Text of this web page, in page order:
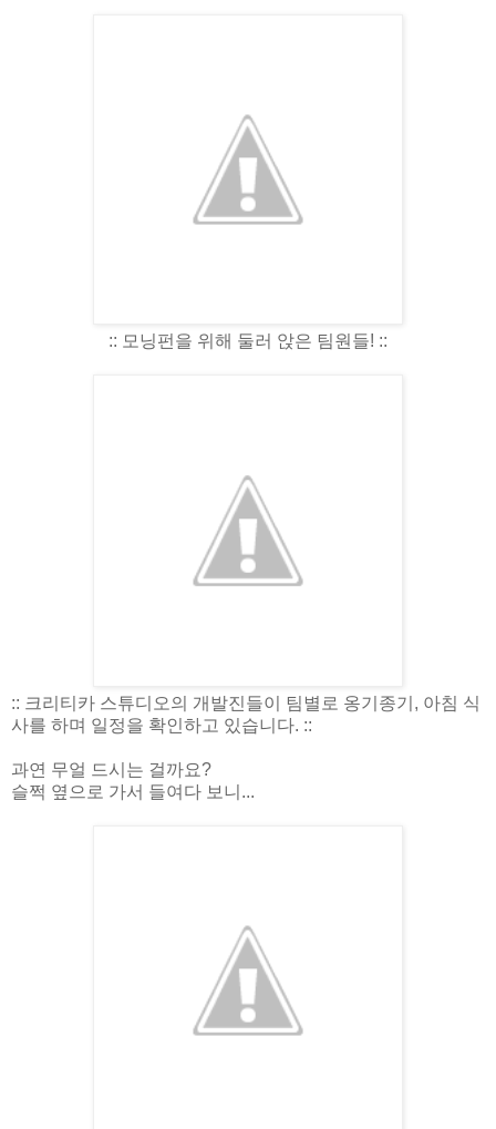
:: 모닝펀을 위해 둘러 앉은 팀원들! ::
:: 크리티카 스튜디오의 개발진들이 팀별로 옹기종기, 아침 식
사를 하며 일정을 확인하고 있습니다. ::
과연 무얼 드시는 걸까요?
슬쩍 옆으로 가서 들여다 보니...